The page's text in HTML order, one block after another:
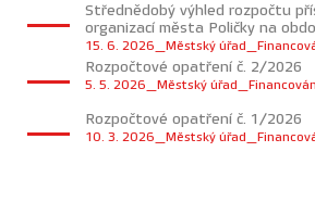
Střednědobý výhled rozpočtu
organizací města Poličky na
15. 6. 2026_Městský
Rozpočtové opatření č. 2/2026
5. 5. 2026_Městský
Rozpočtové opatření č. 1/2026
10. 3. 2026_Městský